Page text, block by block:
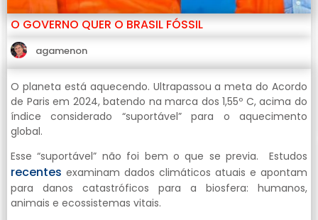
O GOVERNO QUER O BRASIL FÓSSIL
agamenon
O planeta está aquecendo. Ultrapassou a meta do Acordo
de Paris em 2024, batendo na marca dos 1,55º C, acima do
índice considerado “suportável” para o aquecimento
global.
Esse “suportável” não foi bem o que se previa. Estudos
recentes examinam dados climáticos atuais e apontam
para danos catastróficos para a biosfera: humanos,
animais e ecossistemas vitais.